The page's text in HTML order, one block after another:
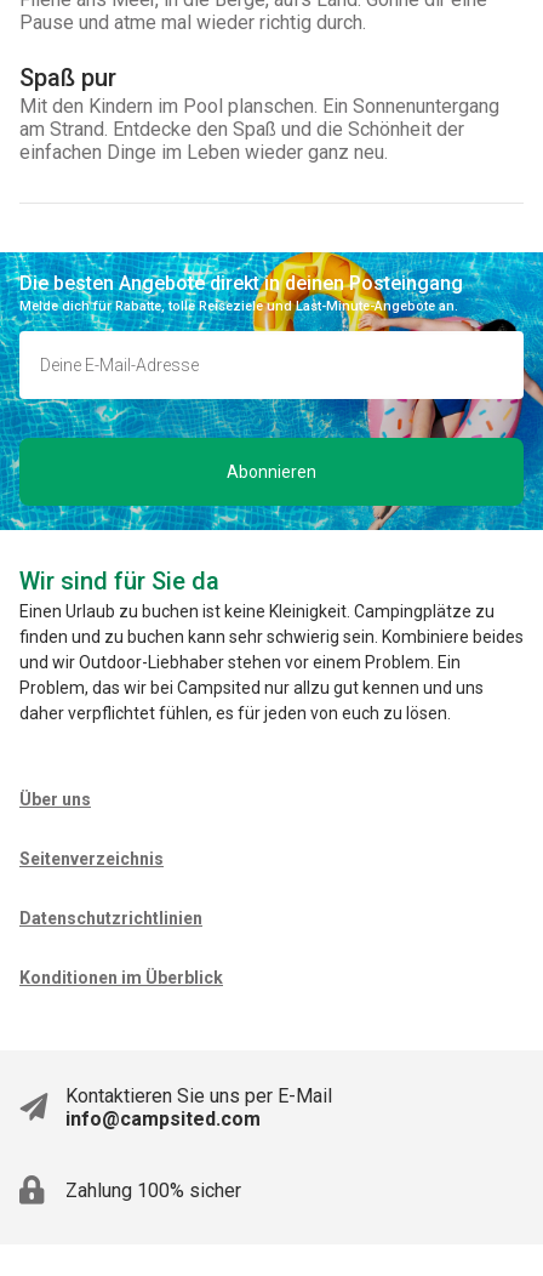
Pause und atme mal wieder richtig durch.
Spaß pur
Mit den Kindern im Pool planschen. Ein Sonnenuntergang
am Strand. Entdecke den Spaß und die Schönheit der
einfachen Dinge im Leben wieder ganz neu.
Die besten Angebote direkt in deinen Posteingang
Melde dich für Rabatte, tolle Reiseziele und Last-Minute-Angebote an.
Abonnieren
Wir sind für Sie da
Einen Urlaub zu buchen ist keine Kleinigkeit. Campingplätze zu
finden und zu buchen kann sehr schwierig sein. Kombiniere beides
und wir Outdoor-Liebhaber stehen vor einem Problem. Ein
Problem, das wir bei Campsited nur allzu gut kennen und uns
daher verpflichtet fühlen, es für jeden von euch zu lösen.
Über uns
Seitenverzeichnis
Datenschutzrichtlinien
Konditionen im Überblick
Kontaktieren Sie uns per E-Mail
info@campsited.com
Zahlung 100% sicher